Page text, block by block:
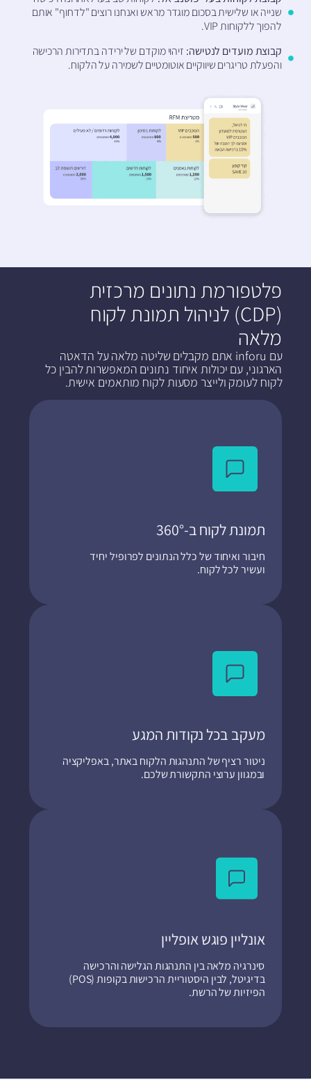
שנייה או שלישית בסכום מוגדר מראש ואנחנו רוצים "לדחוף" אותם
להפוך ללקוחות VIP.
קבוצת מועדים לנטישה: זיהוי מוקדם של ירידה בתדירות הרכישה
והפעלת טריגרים שיווקיים אוטומטיים לשמירה על הלקוח.
פלטפורמת נתונים מרכזית
(CDP) לניהול תמונת לקוח
מלאה
עם inforu אתם מקבלים שליטה מלאה על הדאטה
הארגוני, עם יכולות איחוד נתונים המאפשרות להבין כל
לקוח לעומק ולייצר מסעות לקוח מותאמים אישית.
תמונת לקוח ב-360°​
חיבור ואיחוד של כלל הנתונים לפרופיל יחיד
ועשיר לכל לקוח.
מעקב בכל נקודות המגע
ניטור רציף של התנהגות הלקוח באתר, באפליקציה
ובמגוון ערוצי התקשורת שלכם.
אונליין פוגש אופליין
סינרגיה מלאה בין התנהגות הגלישה והרכישה
בדיגיטל, לבין היסטוריית הרכישות בקופות (POS)
הפיזיות של הרשת.